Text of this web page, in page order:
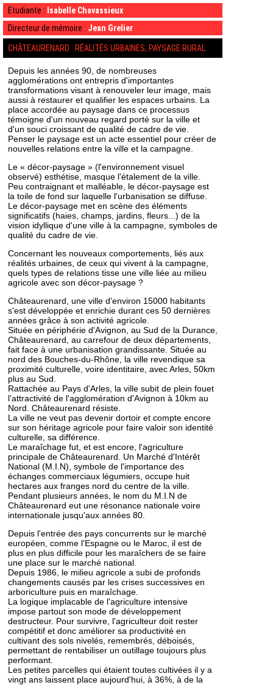
Etudiante : Isabelle Chavassieux
Directeur de mémoire : Jean Grelier
CHÂTEAURENARD : RÉALITÉS URBAINES, PAYSAGE RURAL.
Depuis les années 90, de nombreuses
agglomérations ont entrepris d'importantes
transformations visant à renouveler leur image, mais
aussi à restaurer et qualifier les espaces urbains. La
place accordée au paysage dans ce processus
témoigne d'un nouveau regard porté sur la ville et
d'un souci croissant de qualité de cadre de vie.
Penser le paysage est un acte essentiel pour créer de
nouvelles relations entre la ville et la campagne.
Le « décor-paysage » (l'environnement visuel
observé) esthétise, masque l'étalement de la ville.
Peu contraignant et malléable, le décor-paysage est
la toile de fond sur laquelle l'urbanisation se diffuse.
Le décor-paysage met en scène des éléments
significatifs (haies, champs, jardins, fleurs...) de la
vision idyllique d'une ville à la campagne, symboles de
qualité du cadre de vie.
Concernant les nouveaux comportements, liés aux
réalités urbaines, de ceux qui vivent à la campagne,
quels types de relations tisse une ville liée au milieu
agricole avec son décor-paysage ?
Châteaurenard, une ville d'environ 15000 habitants
s'est développée et enrichie durant ces 50 dernières
années grâce à son activité agricole.
Située en périphérie d'Avignon, au Sud de la Durance,
Châteaurenard, au carrefour de deux départements,
fait face à une urbanisation grandissante. Située au
nord des Bouches-du-Rhône, la ville revendique sa
proximité culturelle, voire identitaire, avec Arles, 50km
plus au Sud.
Rattachée au Pays d'Arles, la ville subit de plein fouet
l'attractivité de l'agglomération d'Avignon à 10km au
Nord. Châteaurenard résiste.
La ville ne veut pas devenir dortoir et compte encore
sur son héritage agricole pour faire valoir son identité
culturelle, sa différence.
Le maraîchage fut, et est encore, l'agriculture
principale de Châteaurenard. Un Marché d'Intérêt
National (M.I.N), symbole de l'importance des
échanges commerciaux légumiers, occupe huit
hectares aux franges nord du centre de la ville.
Pendant plusieurs années, le nom du M.I.N de
Châteaurenard eut une résonance nationale voire
internationale jusqu'aux années 80.
Depuis l'entrée des pays concurrents sur le marché
européen, comme l'Espagne ou le Maroc, il est de
plus en plus difficile pour les maraîchers de se faire
une place sur le marché national.
Depuis 1986, le milieu agricole a subi de profonds
changements causés par les crises successives en
arboriculture puis en maraîchage.
La logique implacable de l'agriculture intensive
impose partout son mode de développement
destructeur. Pour survivre, l'agriculteur doit rester
compétitif et donc améliorer sa productivité en
cultivant des sols nivelés, remembrés, déboisés,
permettant de rentabiliser un outillage toujours plus
performant.
Les petites parcelles qui étaient toutes cultivées il y a
vingt ans laissent place aujourd'hui, à 36%, à de la